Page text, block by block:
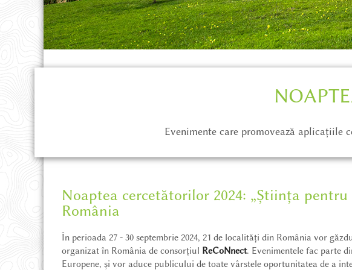
Evenimente care promovează aplicațiile
Noaptea cercetătorilor 2024: „Știința
România
În perioada 27 - 30 septembrie 2024, 21 de localități din România vor
organizat în România de consorțiul ReCoNnect. Evenimentele fac parte
Europene, și vor aduce publicului de toate vârstele oportunitatea de a